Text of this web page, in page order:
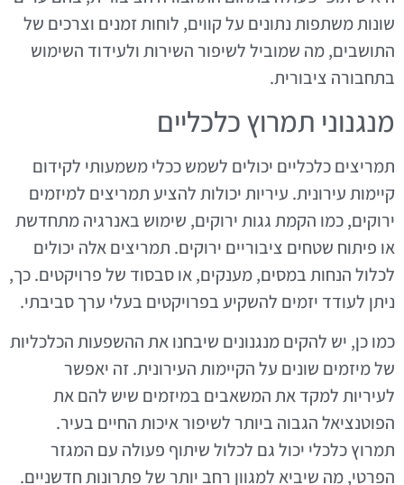
שונות משתפות נתונים על קווים, לוחות זמנים וצרכים של
התושבים, מה שמוביל לשיפור השירות ולעידוד השימוש
בתחבורה ציבורית.
מנגנוני תמרוץ כלכליים
תמריצים כלכליים יכולים לשמש ככלי משמעותי לקידום
קיימות עירונית. עיריות יכולות להציע תמריצים למיזמים
ירוקים, כמו הקמת גגות ירוקים, שימוש באנרגיה מתחדשת
או פיתוח שטחים ציבוריים ירוקים. תמריצים אלה יכולים
לכלול הנחות במסים, מענקים, או סבסוד של פרויקטים. כך,
ניתן לעודד יזמים להשקיע בפרויקטים בעלי ערך סביבתי.
כמו כן, יש להקים מנגנונים שיבחנו את ההשפעות הכלכליות
של מיזמים שונים על הקיימות העירונית. זה יאפשר
לעיריות למקד את המשאבים במיזמים שיש להם את
הפוטנציאל הגבוה ביותר לשיפור איכות החיים בעיר.
תמרוץ כלכלי יכול גם לכלול שיתוף פעולה עם המגזר
הפרטי, מה שיביא למגוון רחב יותר של פתרונות חדשניים.